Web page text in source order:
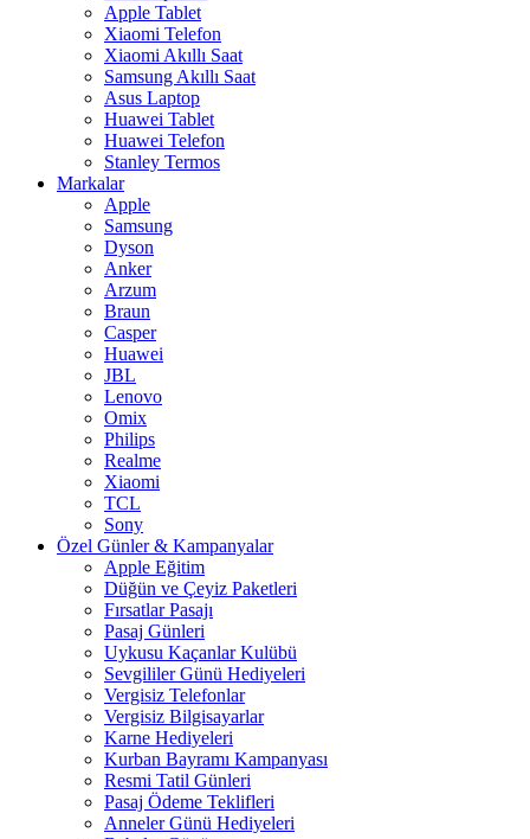
Apple Tablet
Xiaomi Telefon
Xiaomi Akıllı Saat
Samsung Akıllı Saat
Asus Laptop
Huawei Tablet
Huawei Telefon
Stanley Termos
Markalar
Apple
Samsung
Dyson
Anker
Arzum
Braun
Casper
Huawei
JBL
Lenovo
Omix
Philips
Realme
Xiaomi
TCL
Sony
Özel Günler & Kampanyalar
Apple Eğitim
Düğün ve Çeyiz Paketleri
Fırsatlar Pasajı
Pasaj Günleri
Uykusu Kaçanlar Kulübü
Sevgililer Günü Hediyeleri
Vergisiz Telefonlar
Vergisiz Bilgisayarlar
Karne Hediyeleri
Kurban Bayramı Kampanyası
Resmi Tatil Günleri
Pasaj Ödeme Teklifleri
Anneler Günü Hediyeleri